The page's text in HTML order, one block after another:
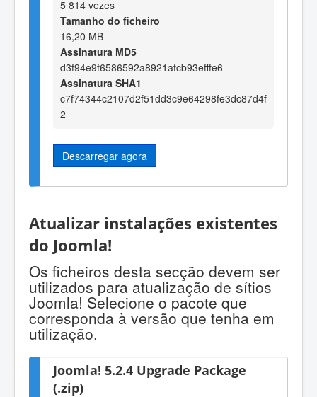
5 814 vezes
Tamanho do ficheiro
16,20 MB
Assinatura MD5
d3f94e9f6586592a8921afcb93efffe6
Assinatura SHA1
c7f74344c2107d2f51dd3c9e64298fe3dc87d4f
2
Descarregar agora
Atualizar instalações existentes
do Joomla!
Os ficheiros desta secção devem ser
utilizados para atualização de sítios
Joomla! Selecione o pacote que
corresponda à versão que tenha em
utilização.
Joomla! 5.2.4 Upgrade Package
(.zip)